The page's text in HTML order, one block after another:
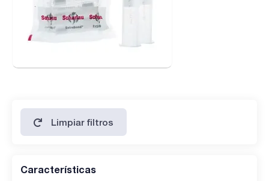
Limpiar filtros
Características